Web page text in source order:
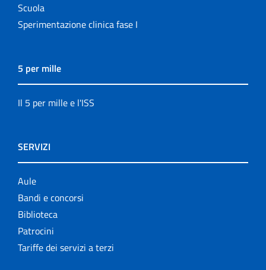
Scuola
Sperimentazione clinica fase I
5 per mille
Il 5 per mille e l'ISS
SERVIZI
Aule
Bandi e concorsi
Biblioteca
Patrocini
Tariffe dei servizi a terzi